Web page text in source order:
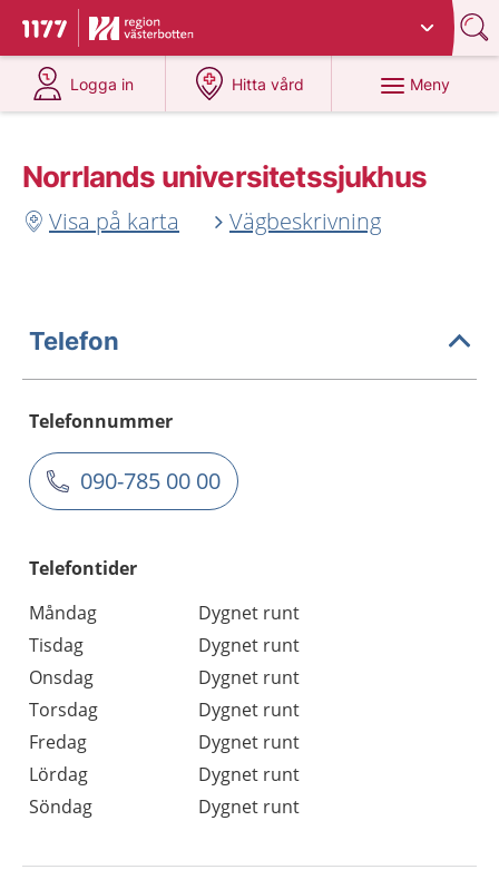
Till startsidan för 1177
Du har valt region
Logga in
på 1177.se
Hitta vård
på 1177.se
Meny
Norrlands universitetssjukhus
Visa på karta Vägbeskrivning
Telefon
Telefonnummer
090-785 00 00
Telefontider
Måndag
Dygnet runt
Tisdag
Dygnet runt
Onsdag
Dygnet runt
Torsdag
Dygnet runt
Fredag
Dygnet runt
Lördag
Dygnet runt
Söndag
Dygnet runt